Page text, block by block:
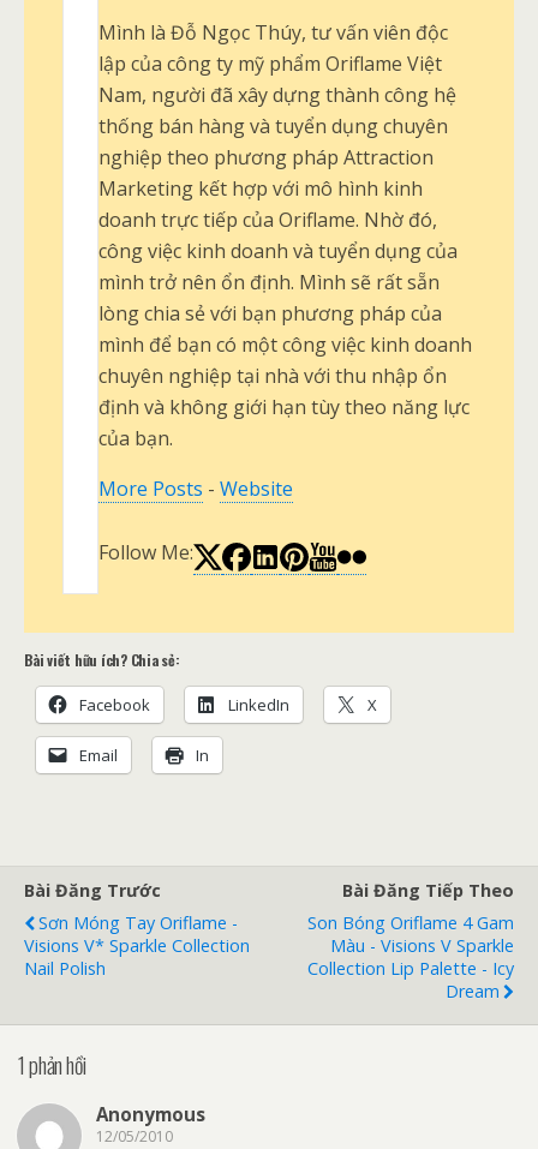
Mình là Đỗ Ngọc Thúy, tư vấn viên độc
lập của công ty mỹ phẩm Oriflame Việt
Nam, người đã xây dựng thành công hệ
thống bán hàng và tuyển dụng chuyên
nghiệp theo phương pháp Attraction
Marketing kết hợp với mô hình kinh
doanh trực tiếp của Oriflame. Nhờ đó,
công việc kinh doanh và tuyển dụng của
mình trở nên ổn định. Mình sẽ rất sẵn
lòng chia sẻ với bạn phương pháp của
mình để bạn có một công việc kinh doanh
chuyên nghiệp tại nhà với thu nhập ổn
định và không giới hạn tùy theo năng lực
của bạn.
More Posts -Website
Follow Me:
Bài viết hữu ích? Chia sẻ:
Facebook LinkedIn X
Email In
Bài Đăng Trước
Sơn Móng Tay Oriflame -
Visions V* Sparkle Collection
Nail Polish
Bài Đăng Tiếp Theo
Son Bóng Oriflame 4 Gam
Màu - Visions V Sparkle
Collection Lip Palette - Icy
Dream
1 phản hồi
Anonymous
12/05/2010